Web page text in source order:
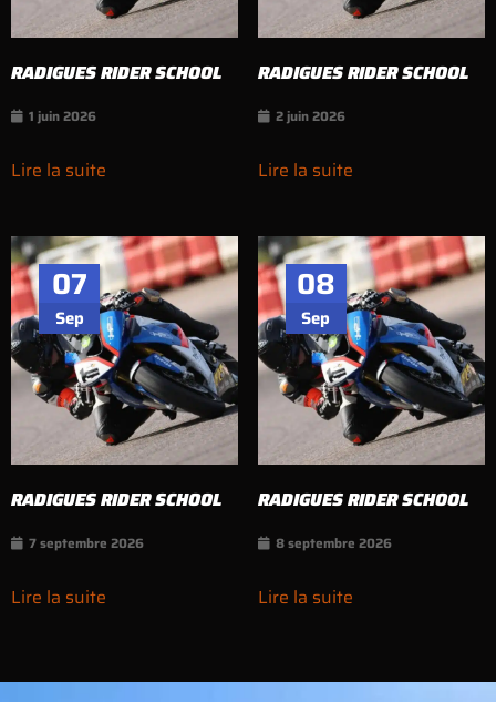
RADIGUES RIDER SCHOOL
1 juin 2026
Lire la suite
RADIGUES RIDER SCHOOL
2 juin 2026
Lire la suite
07
Sep
RADIGUES RIDER SCHOOL
7 septembre 2026
Lire la suite
08
Sep
RADIGUES RIDER SCHOOL
8 septembre 2026
Lire la suite